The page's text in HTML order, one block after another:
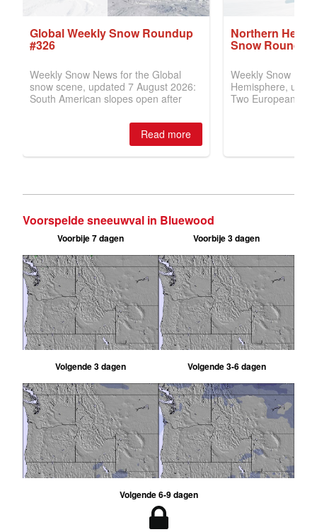
Voorspelde sneeuwval in Bluewood
Voorbije 7 dagen Voorbije 3 dagen
Volgende 3 dagen Volgende 3-6 dagen
Volgende 6-9 dagen